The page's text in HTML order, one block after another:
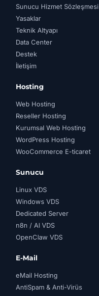
Sunucu Hizmet Sözleşmesi
Yasaklar
Teknik Altyapı
Data Center
Destek
İletişim
Hosting
Web Hosting
Reseller Hosting
Kurumsal Web Hosting
WordPress Hosting
WooCommerce E-ticaret
Sunucu
Linux VDS
Windows VDS
Dedicated Server
n8n / AI VDS
OpenClaw VDS
E-Mail
eMail Hosting
AntiSpam & Anti-Virüs